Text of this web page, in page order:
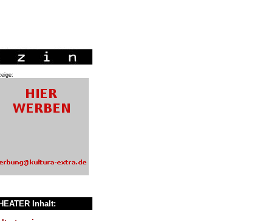
Inhalt: